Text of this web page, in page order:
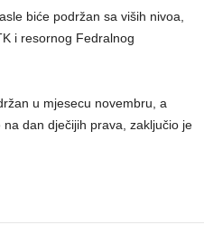
biće podržan sa viših nivoa,
i resornog Fedralnog
u mjesecu novembru, a
dan dječijih prava, zaključio je